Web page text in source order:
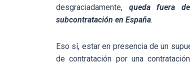
desgraciadamente, queda fuera
subcontratación en España.
Eso sí, estar en presencia de un
de contratación por una